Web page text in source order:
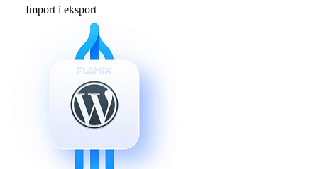
Import i eksport